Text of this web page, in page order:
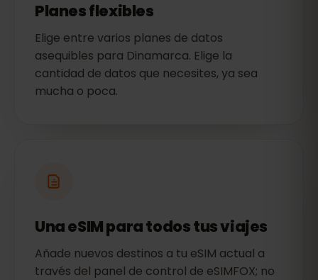
Planes flexibles
Elige entre varios planes de datos
asequibles para Dinamarca. Elige la
cantidad de datos que necesites, ya sea
mucha o poca.
Una eSIM para todos tus viajes
Añade nuevos destinos a tu eSIM actual a
través del panel de control de eSIMFOX; no